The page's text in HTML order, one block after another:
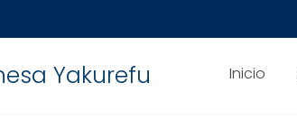
Yakurefu Inicio
SUCESORES